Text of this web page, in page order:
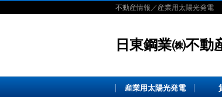
不動産情報／産業用太陽光発電
日東鋼業㈱不動
産業用太陽光発電